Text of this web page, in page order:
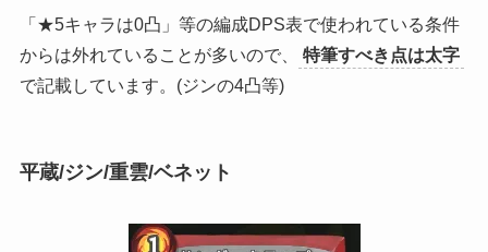
「★5キャラは0凸」等の編成DPS表で使われている条件
からは外れていることが多いので、
特筆すべき点は太字
で記載しています。(ジンの4凸等)
平蔵/ジン/重雲/ベネット